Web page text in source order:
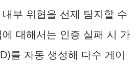
부 위협을 선제 탐지할 수
대해서는 인증 실패 시 가
를 자동 생성해 다수 게이